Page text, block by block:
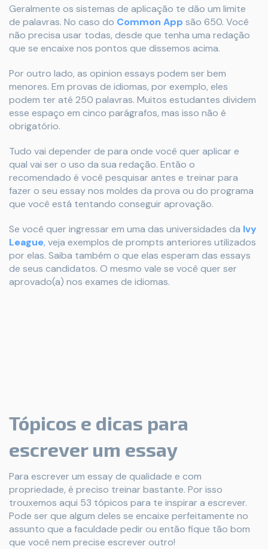
Geralmente os sistemas de aplicação te dão um limite
de palavras. No caso do Common App são 650. Você
não precisa usar todas, desde que tenha uma redação
que se encaixe nos pontos que dissemos acima.
Por outro lado, as opinion essays podem ser bem
menores. Em provas de idiomas, por exemplo, eles
podem ter até 250 palavras. Muitos estudantes dividem
esse espaço em cinco parágrafos, mas isso não é
obrigatório.
Tudo vai depender de para onde você quer aplicar e
qual vai ser o uso da sua redação. Então o
recomendado é você pesquisar antes e treinar para
fazer o seu essay nos moldes da prova ou do programa
que você está tentando conseguir aprovação.
Se você quer ingressar em uma das universidades da Ivy
League,veja exemplos de prompts anteriores utilizados
por elas. Saiba também o que elas esperam das essays
de seus candidatos. O mesmo vale se você quer ser
aprovado(a) nos exames de idiomas.
Tópicos e dicas para
escrever um essay
Para escrever um essay de qualidade e com
propriedade, é preciso treinar bastante. Por isso
trouxemos aqui 53 tópicos para te inspirar a escrever.
Pode ser que algum deles se encaixe perfeitamente no
assunto que a faculdade pedir ou então fique tão bom
que você nem precise escrever outro!